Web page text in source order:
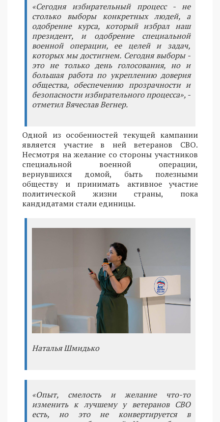
«Сегодня избирательный процесс - не
столько выборы конкретных людей, а
одобрение курса, который избрал наш
президент, и одобрение специальной
военной операции, ее целей и задач,
которых мы достигнем. Сегодня выборы -
это не только день голосования, но и
большая работа по укреплению доверия
общества, обеспечению прозрачности и
безопасности избирательного процесса», -
отметил Вячеслав Вегнер.
Одной из особенностей текущей кампании
является участие в ней ветеранов СВО.
Несмотря на желание со стороны участников
специальной военной операции,
вернувшихся домой, быть полезными
обществу и принимать активное участие
политической жизни страны, пока
кандидатами стали единицы.
Наталья Шмидько
«Опыт, смелость и желание что-то
изменить к лучшему у ветеранов СВО
есть, но это не конвертируется в